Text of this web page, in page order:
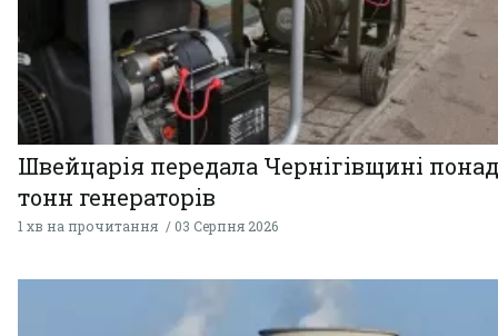
Швейцарія передала Чернігівщині
тонн генераторів
1 хв на прочитання 03 Серпня 2026